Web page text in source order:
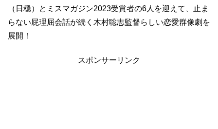
（日穏）とミスマガジン2023受賞者の6人を迎えて、止ま
らない屁理屈会話が続く木村聡志監督らしい恋愛群像劇を
展開！
スポンサーリンク